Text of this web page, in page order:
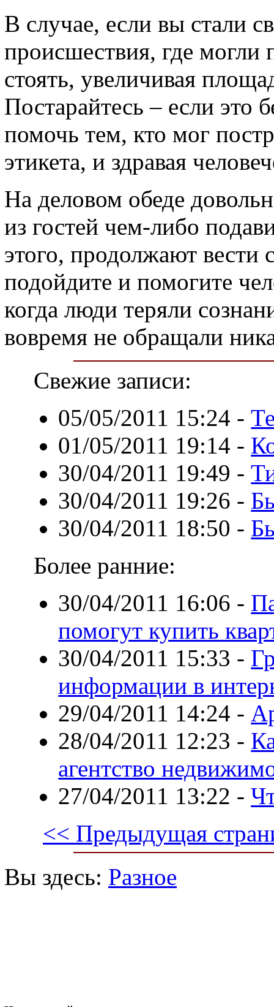
В случае, если вы стали
происшествия, где могли
стоять, увеличивая
Постарайтесь – если это
помочь тем, кто мог
этикета, и здравая
На деловом обеде
из гостей чем-либо
этого, продолжают вести
подойдите и помогите
когда люди теряли
вовремя не обращали
Свежие записи:
05/05/2011 15:24 -
01/05/2011 19:14 -
30/04/2011 19:49 -
30/04/2011 19:26 -
30/04/2011 18:50 -
Более ранние:
30/04/2011 16:06 -
помогут купить
30/04/2011 15:33 -
информации в
29/04/2011 14:24 -
28/04/2011 12:23 -
агентство
27/04/2011 13:22 -
<< Предыдущая
Вы здесь: Разное